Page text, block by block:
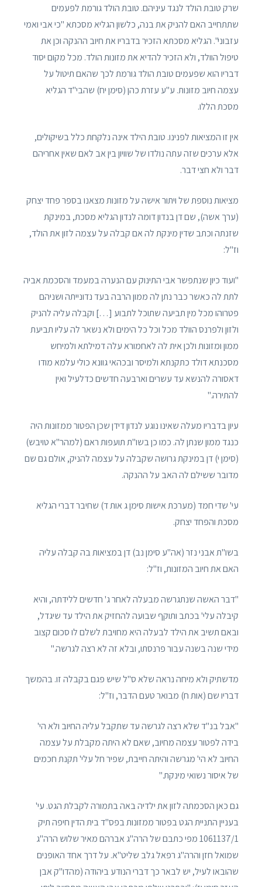
שרק טובת הולד לנגד עיניהם. טובת הולד גורמת לפעמים
שתתחייב האם להניק את בנה, כלשון הגליא מסכתא "כי אבי ואמי
עזבוני". הגליא מסכתא הזכיר בדבריו את חיוב ההנקה וכן את
טיפול הוולד, ולא הזכיר להדיא את מזונות הולד. מכל מקום יסוד
דבריו הוא שפעמים טובת הולד גורמת לכך שהאם תיטול על
עצמה חיוב מזונות. ע"ע עזרת כהן (סימן יח) שהבי"ד הגליא
מסכת הללו.
אין זו המציאות לפנינו. טובת הילד אינה נלקחת כלל בשיקולים,
אלא ערכים שזה עתה נולדו של שוויון בין אב לאם שאין אחריהם
דבר ולא חצי דבר.
מציאות נוספת של ויתור אישה על מזונות מצאנו בספר פחד יצחק
(ערך אשה), שם דן בנדון דומה לנדון הגליא מסכת, במינקת
שזנתה וכתב שדין מינקת לה אם קבלה על עצמה לזון את הולד,
וז"ל:
"ועוד כיון שנתפשר אבי התינוק עם הנערה במעמד והסכמת אביה
לתת לה כאשר כבר נתן לה ממון הרבה בעד נדונייתה ושניהם
פטרוהו מכל מין תביעה שתוכל לתבוע […] וקבלה עליה להניק
ולזון ולפרנס הוולד מכל וכל כל הימים ולא נשאר לה עליו תביעת
ממון ומזונות ולכן אית לה לאחמורא עלה דמילתא ולמיחש
מסכנתא דולד כתקנתא ולמיסר ובכהאי גוונא כולי עלמא מודו
דאסורה להנשא עד עשרים וארבעה חדשים כדלעיל ואין
להתירה."
עיון בדבריו מעלה שאינו נוגע לנדון דידן שכן הפטור ממזונות היה
כנגד ממון שנתן לה. כמו כן בשו"ת תועפות ראם (למהר"א טויבש)
(סימן י) דן במינקת גרושה שקבלה על עצמה להניק, אולם גם שם
מדובר ששילם לה האב על ההנקה.
עי' שדי חמד (מערכת אישות סימן ג אות ד) שחיבר דברי הגליא
מסכת והפחד יצחק.
בשו"ת אבני נזר (אה"ע סימן נב) דן במציאות בה קבלה עליה
האם את חיוב המזונות, וז"ל:
"דבר האשה שנתגרשה מבעלה לאחר ג' חדשים ללידתה, והיא
קיבלה עלי' בכתב ותוקף שבועה להחזיק את הילד עד שיגדל,
ובאם תשיב את הילד לבעלה היא מחויבת לשלם לו סכום קצוב
מידי שנה בשנה עבור פרנסתו, ובלא זה לא רצה לגרשה."
מדשתיק ולא מיחה נראה שלא ס"ל שיש פגם בקבלה זו. בהמשך
דבריו שם (אות ח) מבואר טעם הדבר, וז"ל:
"אבל בנ"ד שלא רצה לגרשה עד שתקבל עליה החיוב ולא הי'
בידה לפטור עצמה מחיוב, שאם לא היתה מקבלת על עצמה
החיוב לא הי' מגרשה והיתה חייבת, שפיר חל עלי' תקנת חכמים
של איסור נשואי מינקת."
גם כאן הסכמתה לזון את ילדיה באה בתמורה לקבלת הגט. עי'
בעניין התניית הגט בפטור ממזונות בפס"ד בית הדין חיפה תיק
1061137/1 מפי כתבם של הרה"ג אברהם מאיר שלוש הרה"ג
שמואל חזן והרה"ג רפאל גלב שליט"א. על דרך אחד האופנים
שהובאו לעיל, יש לבאר כך דברי הנודע ביהודה (מהדו"ק אבן